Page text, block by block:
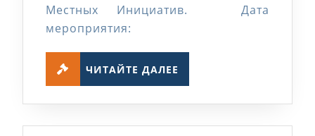
Местных Инициатив. Дата
мероприятия:
ЧИТАЙТЕ ДАЛЕЕ